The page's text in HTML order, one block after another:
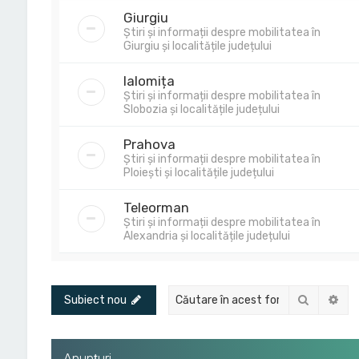
Giurgiu
Știri și informații despre mobilitatea în
Giurgiu și localitățile județului
Ialomița
Știri și informații despre mobilitatea în
Slobozia și localitățile județului
Prahova
Știri și informații despre mobilitatea în
Ploiești și localitățile județului
Teleorman
Știri și informații despre mobilitatea în
Alexandria și localitățile județului
Subiect nou Căutare